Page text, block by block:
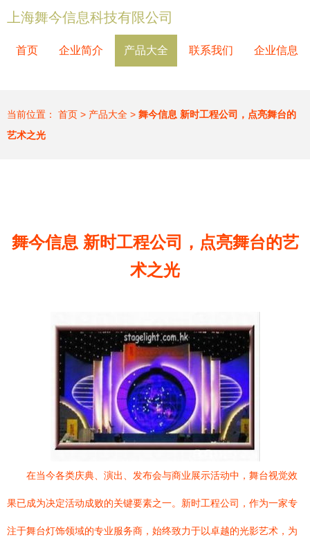
上海舞今信息科技有限公司
首页 企业简介 产品大全 联系我们 企业信息
当前位置： 首页 > 产品大全 > 舞今信息 新时工程公司，点亮舞台的
艺术之光
舞今信息 新时工程公司，点亮舞台的艺
术之光
在当今各类庆典、演出、发布会与商业展示活动中，舞台视觉效
果已成为决定活动成败的关键要素之一。新时工程公司，作为一家专
注于舞台灯饰领域的专业服务商，始终致力于以卓越的光影艺术，为